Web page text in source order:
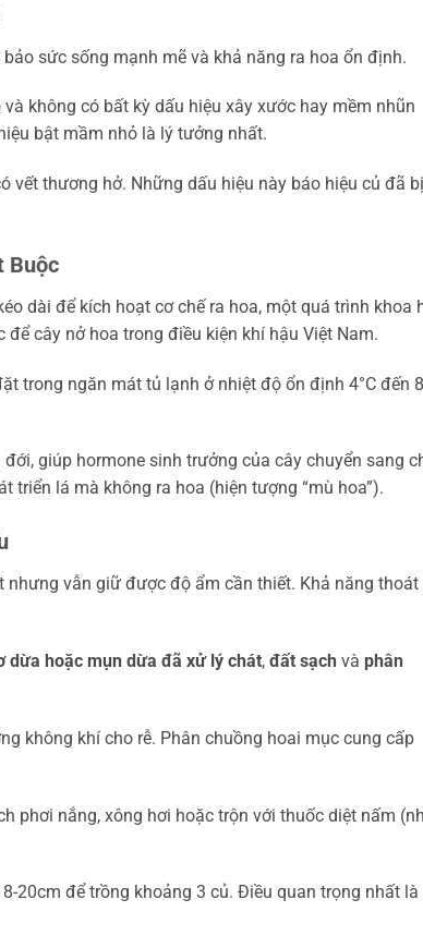
sức sống mạnh mẽ và khả năng ra hoa ổn định.
không có bất kỳ dấu hiệu xây xước hay mềm nhũn
bật mầm nhỏ là lý tưởng nhất.
vết thương hở. Những dấu hiệu này báo hiệu củ đã bị
Buộc
dài để kích hoạt cơ chế ra hoa, một quá trình khoa
cây nở hoa trong điều kiện khí hậu Việt Nam.
trong ngăn mát tủ lạnh ở nhiệt độ ổn định 4°C đến
giúp hormone sinh trưởng của cây chuyển sang
triển lá mà không ra hoa (hiện tượng “mù hoa”).
vẫn giữ được độ ẩm cần thiết. Khả năng thoát
dừa hoặc mụn dừa đã xử lý chát, đất sạch và phân
không khí cho rễ. Phân chuồng hoai mục cung cấp
phơi nắng, xông hơi hoặc trộn với thuốc diệt nấm
20cm để trồng khoảng 3 củ. Điều quan trọng nhất là